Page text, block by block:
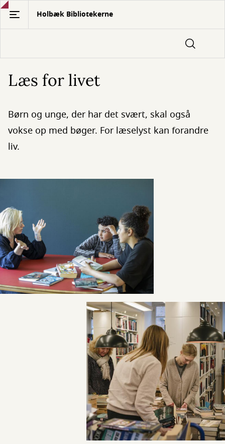
Gå
hovedindhold
Holbæk Bibliotekerne
Læs for livet
Børn og unge, der har det svært, skal også
vokse op med bøger. For læselyst kan forandre
liv.